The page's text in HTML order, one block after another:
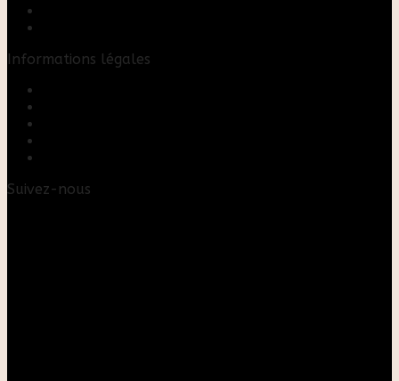
Informations légales
Suivez-nous